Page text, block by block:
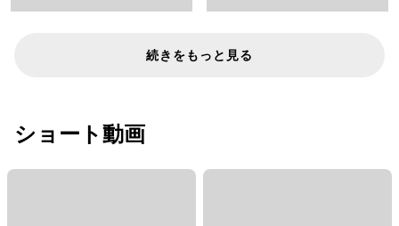
続きをもっと見る
ショート動画